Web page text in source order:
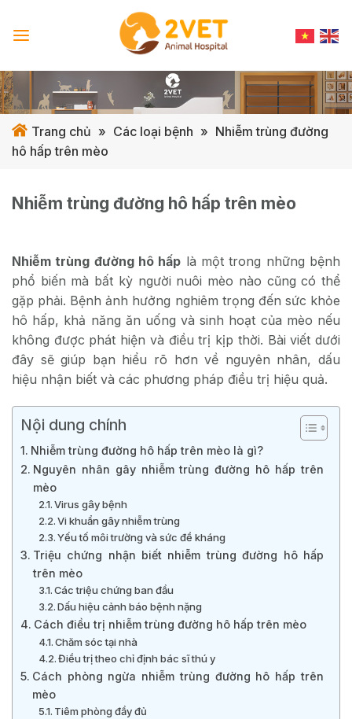
Trang chủ » Các loại bệnh » Nhiễm trùng đường
hô hấp trên mèo
Nhiễm trùng đường hô hấp trên mèo
Nhiễm trùng đường hô hấp là một trong những bệnh
phổ biến mà bất kỳ người nuôi mèo nào cũng có thể
gặp phải. Bệnh ảnh hưởng nghiêm trọng đến sức khỏe
hô hấp, khả năng ăn uống và sinh hoạt của mèo nếu
không được phát hiện và điều trị kịp thời. Bài viết dưới
đây sẽ giúp bạn hiểu rõ hơn về nguyên nhân, dấu
hiệu nhận biết và các phương pháp điều trị hiệu quả.
Nội dung chính
Nhiễm trùng đường hô hấp trên mèo là gì?
Nguyên nhân gây nhiễm trùng đường hô hấp trên
mèo
Virus gây bệnh
Vi khuẩn gây nhiễm trùng
Yếu tố môi trường và sức đề kháng
Triệu chứng nhận biết nhiễm trùng đường hô hấp
trên mèo
Các triệu chứng ban đầu
Dấu hiệu cảnh báo bệnh nặng
Cách điều trị nhiễm trùng đường hô hấp trên mèo
Chăm sóc tại nhà
Điều trị theo chỉ định bác sĩ thú y
Cách phòng ngừa nhiễm trùng đường hô hấp trên
mèo
Tiêm phòng đầy đủ